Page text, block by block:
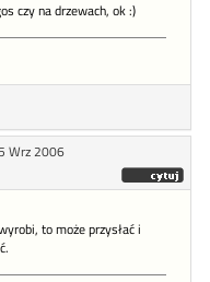
czy na drzewach, ok :)
Wrz 2006
to może przysłać i